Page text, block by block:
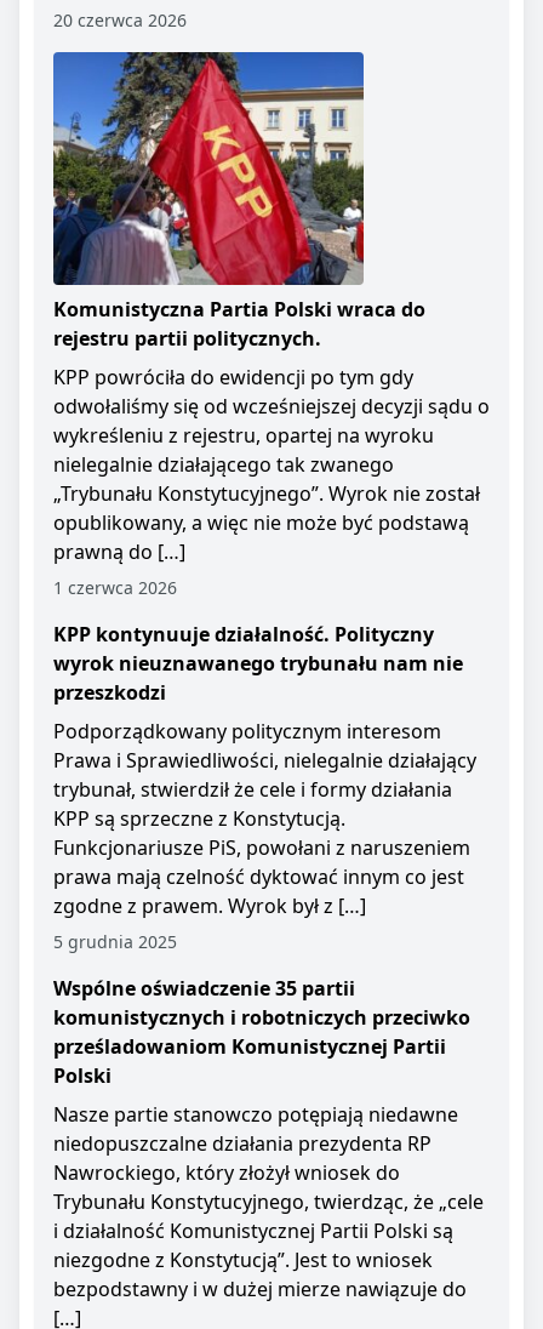
20 czerwca 2026
Komunistyczna Partia Polski wraca do
rejestru partii politycznych.
KPP powróciła do ewidencji po tym gdy
odwołaliśmy się od wcześniejszej decyzji sądu o
wykreśleniu z rejestru, opartej na wyroku
nielegalnie działającego tak zwanego
„Trybunału Konstytucyjnego”. Wyrok nie został
opublikowany, a więc nie może być podstawą
prawną do […]
1 czerwca 2026
KPP kontynuuje działalność. Polityczny
wyrok nieuznawanego trybunału nam nie
przeszkodzi
Podporządkowany politycznym interesom
Prawa i Sprawiedliwości, nielegalnie działający
trybunał, stwierdził że cele i formy działania
KPP są sprzeczne z Konstytucją.
Funkcjonariusze PiS, powołani z naruszeniem
prawa mają czelność dyktować innym co jest
zgodne z prawem. Wyrok był z […]
5 grudnia 2025
Wspólne oświadczenie 35 partii
komunistycznych i robotniczych przeciwko
prześladowaniom Komunistycznej Partii
Polski
Nasze partie stanowczo potępiają niedawne
niedopuszczalne działania prezydenta RP
Nawrockiego, który złożył wniosek do
Trybunału Konstytucyjnego, twierdząc, że „cele
i działalność Komunistycznej Partii Polski są
niezgodne z Konstytucją”. Jest to wniosek
bezpodstawny i w dużej mierze nawiązuje do
[…]